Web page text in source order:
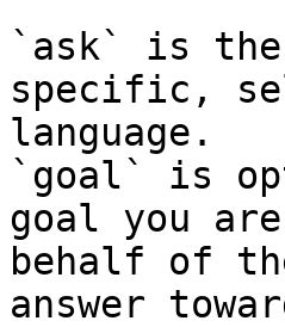
`ask` is the
specific,
language.
`goal` is
goal you
behalf of
answer